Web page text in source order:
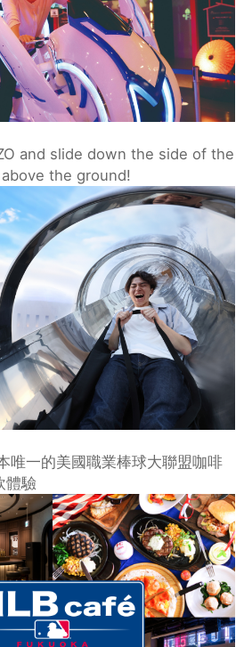
and slide down the side of the
the ground!
唯一的美國職業棒球大聯盟咖啡
體驗